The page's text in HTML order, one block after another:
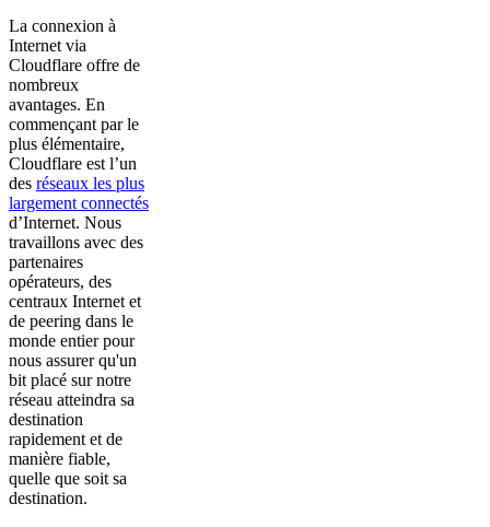
La connexion à
Internet via
Cloudflare offre de
nombreux
avantages. En
commençant par le
plus élémentaire,
Cloudflare est l’un
des réseaux les plus
largement connectés
d’Internet. Nous
travaillons avec des
partenaires
opérateurs, des
centraux Internet et
de peering dans le
monde entier pour
nous assurer qu'un
bit placé sur notre
réseau atteindra sa
destination
rapidement et de
manière fiable,
quelle que soit sa
destination.